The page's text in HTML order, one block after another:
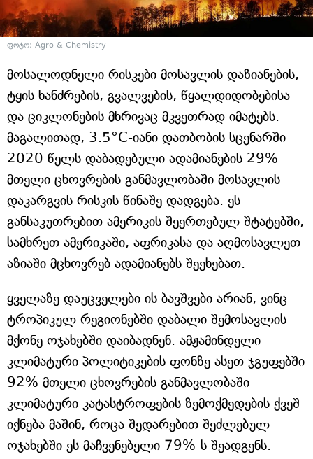
ფოტო: Agro & Chemistry
მოსალოდნელი რისკები მოსავლის დაზიანების,
ტყის ხანძრების, გვალვების, წყალდიდობებისა
და ციკლონების მხრივაც მკვეთრად იმატებს.
მაგალითად, 3.5°C-იანი დათბობის სცენარში
2020 წელს დაბადებული ადამიანების 29%
მთელი ცხოვრების განმავლობაში მოსავლის
დაკარგვის რისკის წინაშე დადგება. ეს
განსაკუთრებით ამერიკის შეერთებულ შტატებში,
სამხრეთ ამერიკაში, აფრიკასა და აღმოსავლეთ
აზიაში მცხოვრებ ადამიანებს შეეხებათ.
ყველაზე დაუცველები ის ბავშვები არიან, ვინც
ტროპიკულ რეგიონებში დაბალი შემოსავლის
მქონე ოჯახებში დაიბადნენ. ამჟამინდელი
კლიმატური პოლიტიკების ფონზე ასეთ ჯგუფებში
92% მთელი ცხოვრების განმავლობაში
კლიმატური კატასტროფების ზემოქმედების ქვეშ
იქნება მაშინ, როცა შედარებით შეძლებულ
ოჯახებში ეს მაჩვენებელი 79%-ს შეადგენს.